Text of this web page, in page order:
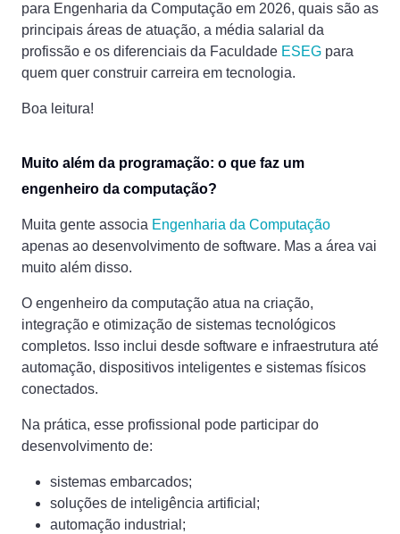
para Engenharia da Computação em 2026, quais são as
principais áreas de atuação, a média salarial da
profissão e os diferenciais da Faculdade ESEG para
quem quer construir carreira em tecnologia.
Boa leitura!
Muito além da programação: o que faz um
engenheiro da computação?
Muita gente associa Engenharia da Computação
apenas ao desenvolvimento de software. Mas a área vai
muito além disso.
O engenheiro da computação atua na criação,
integração e otimização de sistemas tecnológicos
completos. Isso inclui desde software e infraestrutura até
automação, dispositivos inteligentes e sistemas físicos
conectados.
Na prática, esse profissional pode participar do
desenvolvimento de:
sistemas embarcados;
soluções de inteligência artificial;
automação industrial;